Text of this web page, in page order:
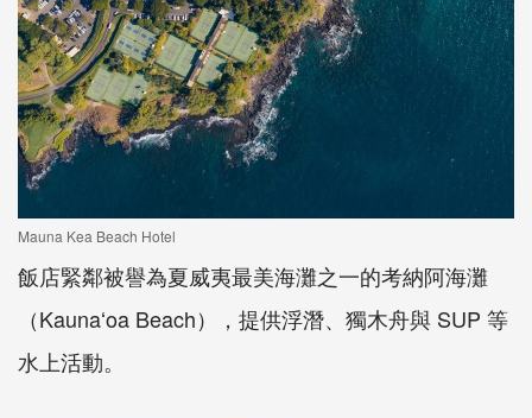
Mauna Kea Beach Hotel
飯店緊鄰被譽為夏威夷最美海灘之一的考納阿海灘
（Kaunaʻoa Beach），提供浮潛、獨木舟與 SUP 等
水上活動。